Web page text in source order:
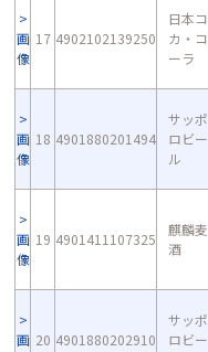
画
像
17 4902102139250
日本コ
カ・コ
ーラ
画
像
18 4901880201494
サッポ
ロビー
ル
画
像
19 4901411107325
麒麟麦
酒
画 20 4901880202910
サッポ
ロビー